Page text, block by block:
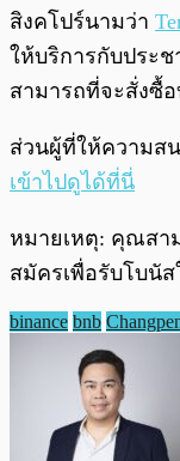
สิงคโปร์นามว่า
ให้บริการกับประ
สามารถที่จะสั่งซื้
ส่วนผู้ที่ให้ความส
เข้าไปดูได้ที่นี่
หมายเหตุ: คุณสา
สมัครเพื่อรับโบนั
binance bnb